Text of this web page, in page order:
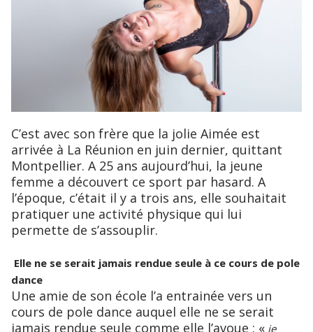
C’est avec son frère que la jolie Aimée est
arrivée à La Réunion en juin dernier, quittant
Montpellier. A 25 ans aujourd’hui, la jeune
femme a découvert ce sport par hasard. A
l’époque, c’était il y a trois ans, elle souhaitait
pratiquer une activité physique qui lui
permette de s’assouplir.
Elle ne se serait jamais rendue seule à ce cours de pole
dance
Une amie de son école l’a entrainée vers un
cours de pole dance auquel elle ne se serait
jamais rendue seule comme elle l’avoue : « je